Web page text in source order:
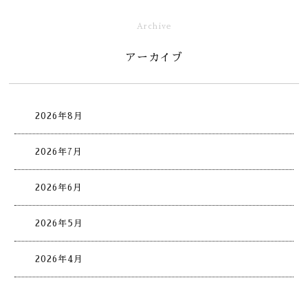
Archive
アーカイブ
2026年8月
2026年7月
2026年6月
2026年5月
2026年4月